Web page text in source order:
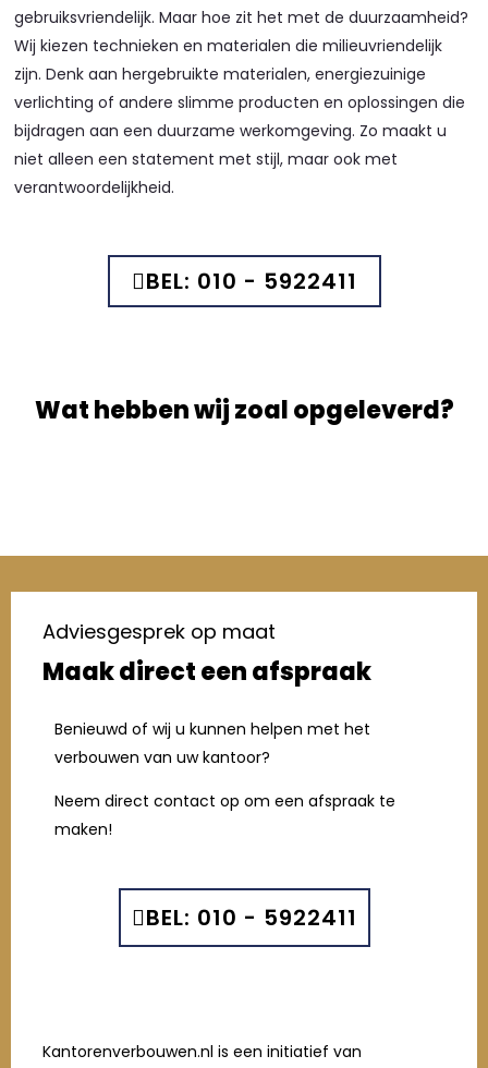
gebruiksvriendelijk. Maar hoe zit het met de duurzaamheid?
Wij kiezen technieken en materialen die milieuvriendelijk
zijn. Denk aan hergebruikte materialen, energiezuinige
verlichting of andere slimme producten en oplossingen die
bijdragen aan een duurzame werkomgeving. Zo maakt u
niet alleen een statement met stijl, maar ook met
verantwoordelijkheid.
BEL: 010 - 5922411
Wat hebben wij zoal opgeleverd?
Adviesgesprek op maat
Maak direct een afspraak
Benieuwd of wij u kunnen helpen met het
verbouwen van uw kantoor?
Neem direct contact op om een afspraak te
maken!
BEL: 010 - 5922411
Kantorenverbouwen.nl is een initiatief van